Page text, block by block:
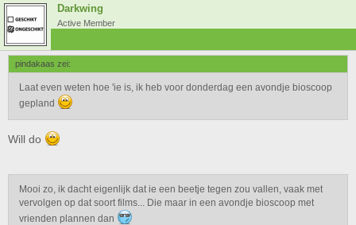
Darkwing
Active Member
pindakaas zei:
Laat even weten hoe 'ie is, ik heb voor donderdag een avondje bioscoop
gepland
Will do
Mooi zo, ik dacht eigenlijk dat ie een beetje tegen zou vallen, vaak met
vervolgen op dat soort films... Die maar in een avondje bioscoop met
vrienden plannen dan